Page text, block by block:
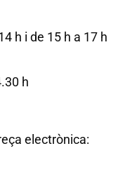
h i de 15 h a 17 h
h
electrònica: